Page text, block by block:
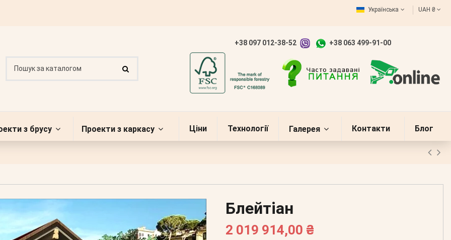
Українська UAH ₴
+38 097 012-38-52 +38 063 499-91-00
з брусу Проекти з каркасу Ціни Технології Галерея Контакти Блог
Блейтіан
2 019 914,00 ₴